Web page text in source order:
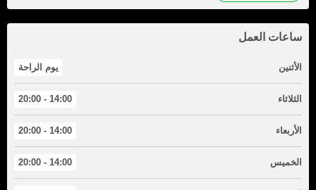
ساعات العمل
الأثنين يوم الراحة
الثلاثاء 14:00 - 20:00
الأربعاء 14:00 - 20:00
الخميس 14:00 - 20:00